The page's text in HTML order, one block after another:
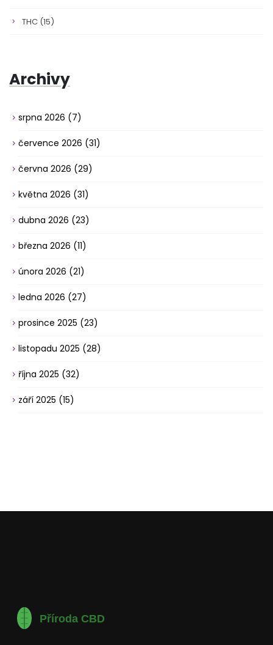
THC (15)
Archivy
srpna 2026 (7)
července 2026 (31)
června 2026 (29)
května 2026 (31)
dubna 2026 (23)
března 2026 (11)
února 2026 (21)
ledna 2026 (27)
prosince 2025 (23)
listopadu 2025 (28)
října 2025 (32)
září 2025 (15)